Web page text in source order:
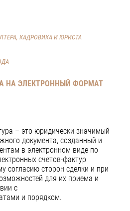
КАДРОВИКА И ЮРИСТА
НА ЭЛЕКТРОННЫЙ ФОРМАТ
– это юридически значимый
документа, созданный и
в электронном виде по
счетов-фактур
согласию сторон сделки и при
для их приема и
с
и порядком.